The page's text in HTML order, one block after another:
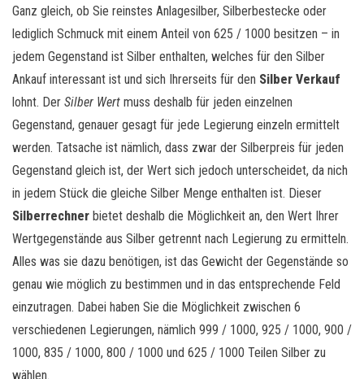
Ganz gleich, ob Sie reinstes Anlagesilber, Silberbestecke oder
lediglich Schmuck mit einem Anteil von 625 / 1000 besitzen – in
jedem Gegenstand ist Silber enthalten, welches für den Silber
Ankauf interessant ist und sich Ihrerseits für den Silber Verkauf
lohnt. Der Silber Wert muss deshalb für jeden einzelnen
Gegenstand, genauer gesagt für jede Legierung einzeln ermittelt
werden. Tatsache ist nämlich, dass zwar der Silberpreis für jeden
Gegenstand gleich ist, der Wert sich jedoch unterscheidet, da nich
in jedem Stück die gleiche Silber Menge enthalten ist. Dieser
Silberrechner bietet deshalb die Möglichkeit an, den Wert Ihrer
Wertgegenstände aus Silber getrennt nach Legierung zu ermitteln.
Alles was sie dazu benötigen, ist das Gewicht der Gegenstände so
genau wie möglich zu bestimmen und in das entsprechende Feld
einzutragen. Dabei haben Sie die Möglichkeit zwischen 6
verschiedenen Legierungen, nämlich 999 / 1000, 925 / 1000, 900 /
1000, 835 / 1000, 800 / 1000 und 625 / 1000 Teilen Silber zu
wählen.